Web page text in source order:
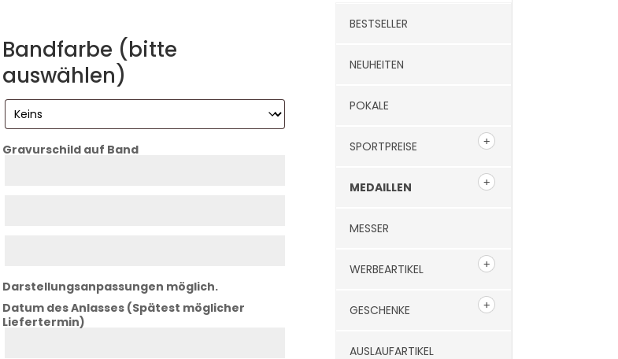
Bandfarbe (bitte
auswählen)
Gravurschild auf Band
Darstellungsanpassungen möglich.
Datum des Anlasses (Spätest möglicher
Liefertermin)
BESTSELLER
NEUHEITEN
POKALE
SPORTPREISE
MEDAILLEN
MESSER
WERBEARTIKEL
GESCHENKE
AUSLAUFARTIKEL